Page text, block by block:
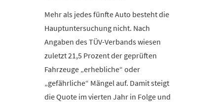
Mehr als jedes fünfte Auto besteht die
Hauptuntersuchung nicht. Nach
Angaben des TÜV-Verbands wiesen
zuletzt 21,5 Prozent der geprüften
Fahrzeuge „erhebliche“ oder
„gefährliche“ Mängel auf. Damit steigt
die Quote im vierten Jahr in Folge und